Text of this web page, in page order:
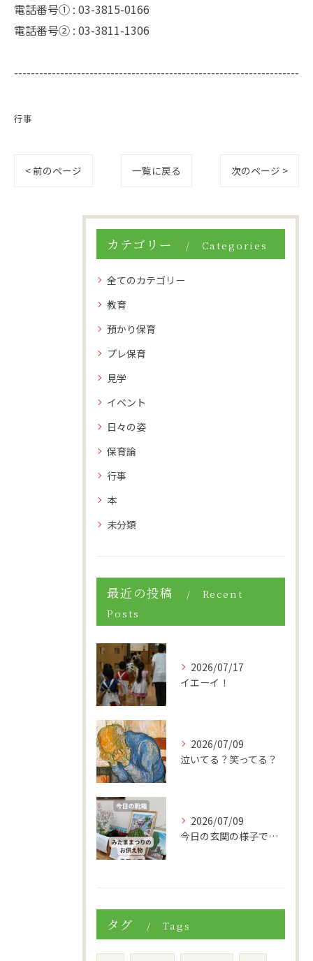
電話番号① : 03-3815-0166
電話番号② : 03-3811-1306
--------------------------------------------------------------------
行事
< 前のページ 一覧に戻る 次のページ >
カテゴリー Categories
全てのカテゴリー
教育
預かり保育
プレ保育
見学
イベント
日々の姿
保育論
行事
本
未分類
最近の投稿
Recent
Posts
2026/07/17
イエーイ！
2026/07/09
泣いてる？笑ってる？
2026/07/09
今日の玄関の様子です。
タグ Tags